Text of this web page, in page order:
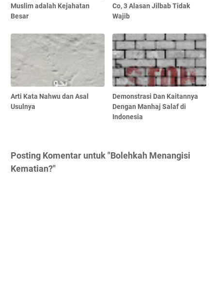
Muslim adalah Kejahatan
Besar
Co, 3 Alasan Jilbab Tidak
Wajib
Arti Kata Nahwu dan Asal
Usulnya
Demonstrasi Dan Kaitannya
Dengan Manhaj Salaf di
Indonesia
Posting Komentar untuk "Bolehkah Menangisi
Kematian?"